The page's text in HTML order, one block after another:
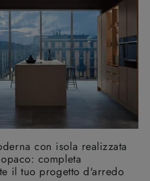
con isola realizzata
completa
il tuo progetto d'arredo